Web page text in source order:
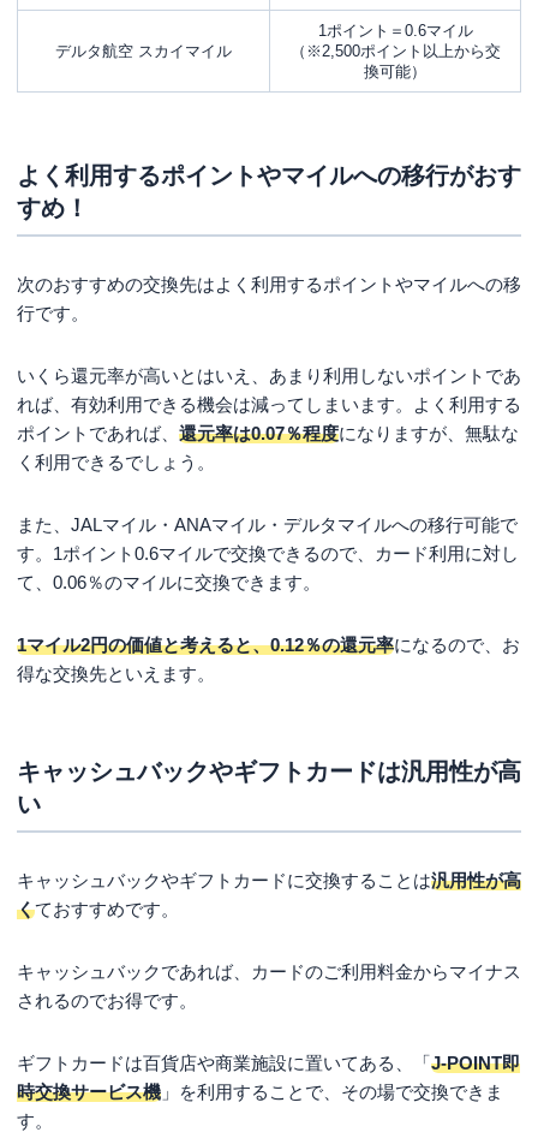
デルタ航空 スカイマイル
1ポイント＝0.6マイル
（※2,500ポイント以上から交
換可能）
よく利用するポイントやマイルへの移行がおす
すめ！
次のおすすめの交換先はよく利用するポイントやマイルへの移
行です。
いくら還元率が高いとはいえ、あまり利用しないポイントであ
れば、有効利用できる機会は減ってしまいます。よく利用する
ポイントであれば、 還元率は0.07％程度になりますが、無駄な
く利用できるでしょう。
また、JALマイル・ANAマイル・デルタマイルへの移行可能で
す。1ポイント0.6マイルで交換できるので、カード利用に対し
て、0.06％のマイルに交換できます。
1マイル2円の価値と考えると、0.12％の還元率になるので、お
得な交換先といえます。
キャッシュバックやギフトカードは汎用性が高
い
キャッシュバックやギフトカードに交換することは汎用性が高
くておすすめです。
キャッシュバックであれば、カードのご利用料金からマイナス
されるのでお得です。
ギフトカードは百貨店や商業施設に置いてある、「J-POINT即
時交換サービス機 」を利用することで、その場で交換できま
す。